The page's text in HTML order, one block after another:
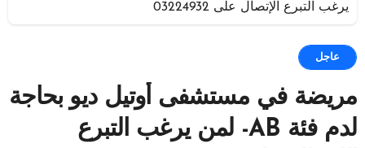
يرغب التبرع الإتصال على 03224932
عاجل
مريضة في مستشفى أوتيل ديو بحاجة
لدم فئة AB- لمن يرغب التبرع